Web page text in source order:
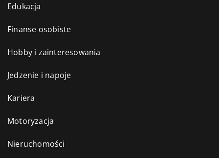
Edukacja
Finanse osobiste
Hobby i zainteresowania
Jedzenie i napoje
Kariera
Motoryzacja
Nieruchomości